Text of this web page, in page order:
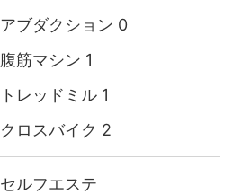
アブダクション 0
腹筋マシン 1
トレッドミル 1
クロスバイク 2
セルフエステ